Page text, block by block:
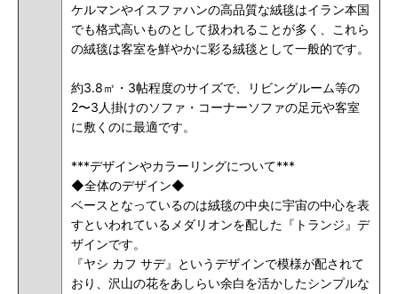
ケルマンやイスファハンの高品質な絨毯はイラン本国
でも格式高いものとして扱われることが多く、これら
の絨毯は客室を鮮やかに彩る絨毯として一般的です。
約3.8㎡・3帖程度のサイズで、リビングルーム等の
2〜3人掛けのソファ・コーナーソファの足元や客室
に敷くのに最適です。
***デザインやカラーリングについて***
◆全体のデザイン◆
ベースとなっているのは絨毯の中央に宇宙の中心を表
すといわれているメダリオンを配した『トランジ』デ
ザインです。
『ヤシ カフ サデ』というデザインで模様が配されて
おり、沢山の花をあしらい余白を活かしたシンプルな